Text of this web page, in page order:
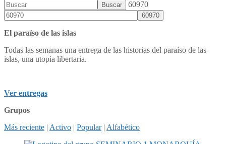
60970
El paraíso de las islas
Todas las semanas una entrega de las historias del paraíso de las
islas, una utopía libertaria.
Ver entregas
Grupos
Más reciente | Activo | Popular | Alfabético